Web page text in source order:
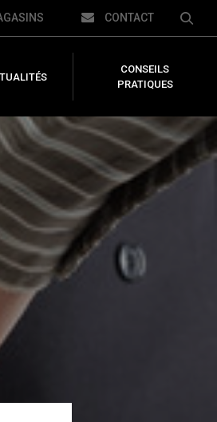
CONTACT
CONSEILS
PRATIQUES